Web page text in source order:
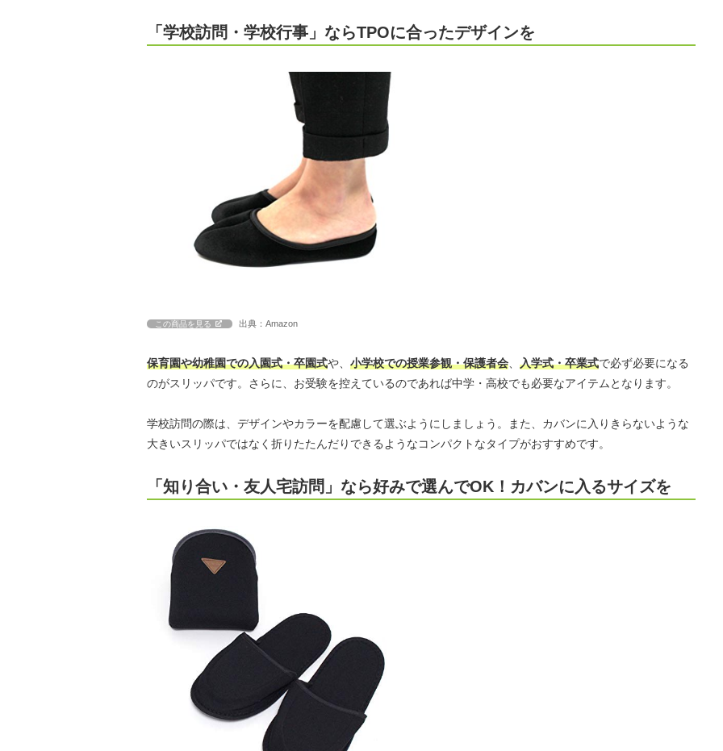
「学校訪問・学校行事」ならTPOに合ったデザインを
この商品を見る 出典：Amazon
保育園や幼稚園での入園式・卒園式や、 小学校での授業参観・保護者会 入学式・卒業式で必ず必要になる
のがスリッパです。さらに、お受験を控えているのであれば中学・高校でも必要なアイテムとなります。
学校訪問の際は、デザインやカラーを配慮して選ぶようにしましょう。また、カバンに入りきらないような
大きいスリッパではなく折りたたんだりできるようなコンパクトなタイプがおすすめです。
「知り合い・友人宅訪問」なら好みで選んでOK！カバンに入るサイズを